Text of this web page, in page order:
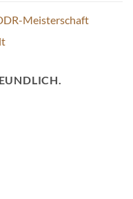
Meisterschaft